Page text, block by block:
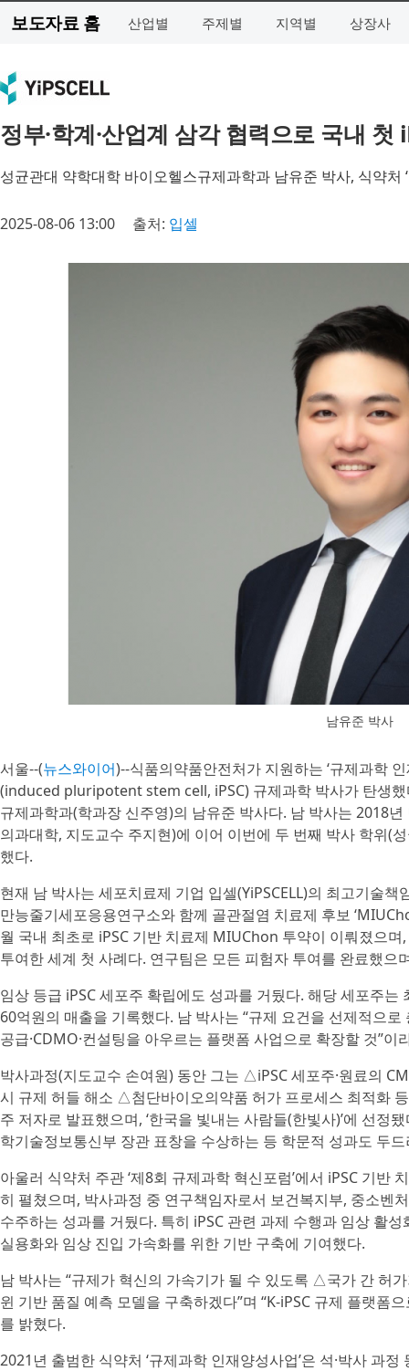
보도자료 홈 산업별 주제별 지역별 상장사
정부·학계·산업계 삼각 협력으로 국내 첫
성균관대 약학대학 바이오헬스규제과학과 남유준 박사, 식약처
2025-08-06 13:00 출처: 입셀
남유준 박사
서울--(뉴스와이어)--식품의약품안전처가 지원하는 ‘규제과학
(induced pluripotent stem cell, iPSC) 규제과학 박사가 탄생
규제과학과(학과장 신주영)의 남유준 박사다. 남 박사는 2018
의과대학, 지도교수 주지현)에 이어 이번에 두 번째 박사 학위(
했다.
현재 남 박사는 세포치료제 기업 입셀(YiPSCELL)의 최고기술
만능줄기세포응용연구소와 함께 골관절염 치료제 후보
월 국내 최초로 iPSC 기반 치료제 MIUChon 투약이 이뤄졌으
투여한 세계 첫 사례다. 연구팀은 모든 피험자 투여를 완료했
임상 등급 iPSC 세포주 확립에도 성과를 거뒀다. 해당 세포주
60억원의 매출을 기록했다. 남 박사는 “규제 요건을 선제적으
공급·CDMO·컨설팅을 아우르는 플랫폼 사업으로 확장할 것”이
박사과정(지도교수 손여원) 동안 그는 △iPSC 세포주·원료의
시 규제 허들 해소 △첨단바이오의약품 허가 프로세스 최적화
주 저자로 발표했으며, ‘한국을 빛내는 사람들(한빛사)’에 선정
학기술정보통신부 장관 표창을 수상하는 등 학문적 성과도 두
아울러 식약처 주관 ‘제8회 규제과학 혁신포럼’에서 iPSC 기반
히 펼쳤으며, 박사과정 중 연구책임자로서 보건복지부, 중소벤
수주하는 성과를 거뒀다. 특히 iPSC 관련 과제 수행과 임상 활
실용화와 임상 진입 가속화를 위한 기반 구축에 기여했다.
남 박사는 “규제가 혁신의 가속기가 될 수 있도록 △국가 간
윈 기반 품질 예측 모델을 구축하겠다”며 “K‑iPSC 규제 플랫폼
를 밝혔다.
2021년 출범한 식약처 ‘규제과학 인재양성사업’은 석·박사 과